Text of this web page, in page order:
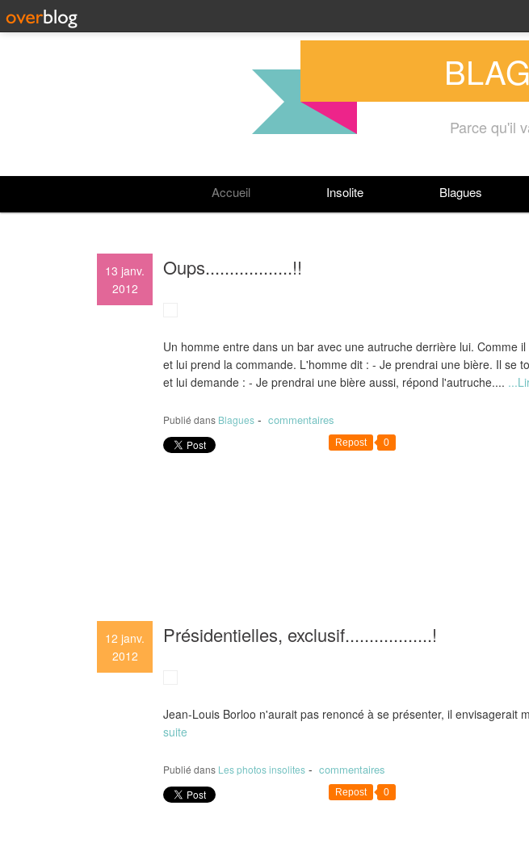
Parce qu'il
Accueil Insolite Blagues
Oups..................!!
13 janv.
2012
Un homme entre dans un bar avec une autruche derrière lui. Comme
et lui prend la commande. L'homme dit : - Je prendrai une bière. Il se
et lui demande : - Je prendrai une bière aussi, répond l'autruche....
Publié dans Blagues - commentaires
Repost 0
Présidentielles, exclusif..................!
12 janv.
2012
Jean-Louis Borloo n'aurait pas renoncé à se présenter, il envisagerait
suite
Publié dans Les photos insolites - commentaires
Repost 0